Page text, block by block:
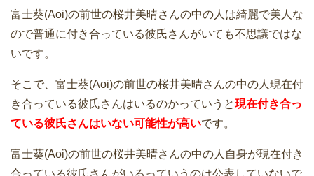
富士葵(Aoi)の前世の桜井美晴さんの中の人は綺麗で美人な
ので普通に付き合っている彼氏さんがいても不思議ではな
いです。
そこで、富士葵(Aoi)の前世の桜井美晴さんの中の人現在付
き合っている彼氏さんはいるのかっていうと現在付き合っ
ている彼氏さんはいない可能性が高いです。
富士葵(Aoi)の前世の桜井美晴さんの中の人自身が現在付き
合っている彼氏さんがいるっていうのは公表していないで